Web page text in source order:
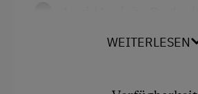
Schnapsverkostung
BackofenWEITERLESEN